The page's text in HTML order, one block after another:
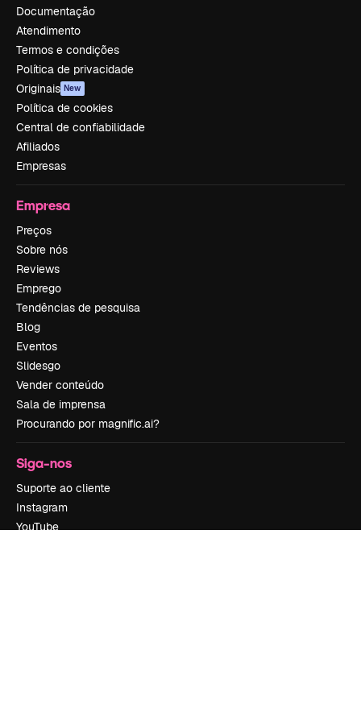
Documentação
Atendimento
Termos e condições
Política de privacidade
Originais New
Política de cookies
Central de confiabilidade
Afiliados
Empresas
Empresa
Preços
Sobre nós
Reviews
Emprego
Tendências de pesquisa
Blog
Eventos
Slidesgo
Vender conteúdo
Sala de imprensa
Procurando por magnific.ai?
Siga-nos
Suporte ao cliente
Instagram
YouTube